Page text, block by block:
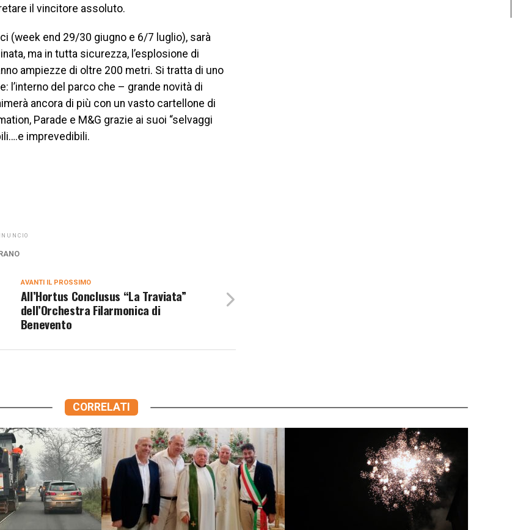
il vincitore assoluto.
(week end 29/30 giugno e 6/7 luglio), sarà
ma in tutta sicurezza, l’esplosione di
ampiezze di oltre 200 metri. Si tratta di uno
l’interno del parco che – grande novità di
ancora di più con un vasto cartellone di
Parade e M&G grazie ai suoi “selvaggi
imprevedibili.
AVANTI IL ​​PROSSIMO
All’Hortus Conclusus “La Traviata”
dell’Orchestra Filarmonica di
Benevento
CORRELATI